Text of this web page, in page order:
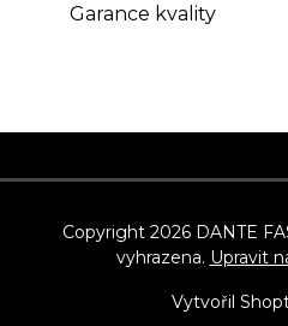
Garance kvality
á
Vytvořil
Copyright 2026 DANTE
vyhrazena. Upravit